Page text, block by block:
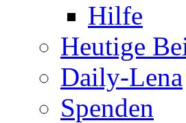
Hilfe
Heutige
Daily-Lena
Spenden